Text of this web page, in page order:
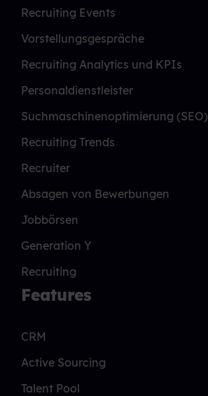
Recruiting Events
Vorstellungsgespräche
Recruiting Analytics und KPIs
Personaldienstleister
Suchmaschinenoptimierung (SEO)
Recruiting Trends
Recruiter
Absagen von Bewerbungen
Jobbörsen
Generation Y
Recruiting
Features
CRM
Active Sourcing
Talent Pool